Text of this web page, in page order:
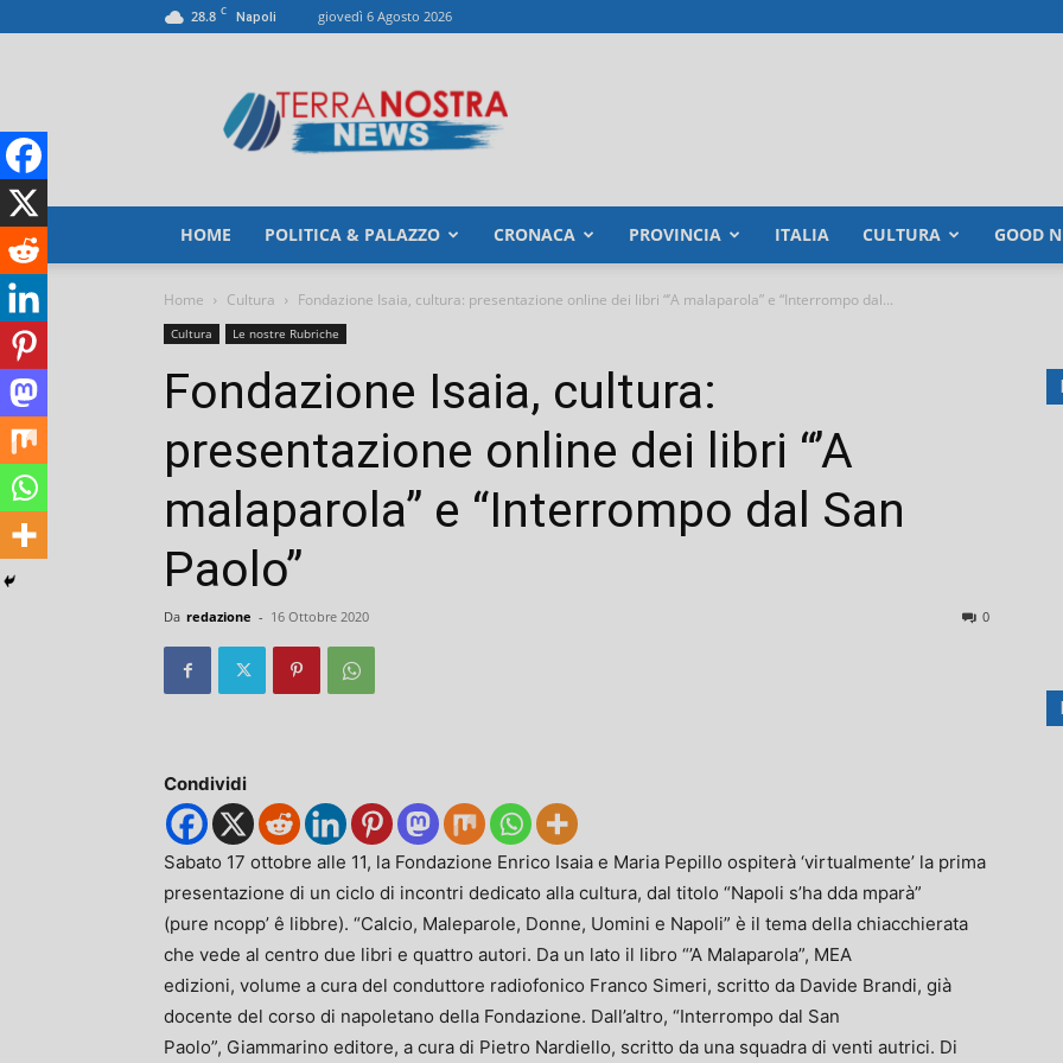
28.8 C Napoli giovedì 6 Agosto 2026
HOME POLITICA & PALAZZO CRONACA PROVINCIA ITALIA CULTURA GOOD
Home Cultura Fondazione Isaia, cultura: presentazione online dei libri “’A malaparola” e “Interrompo dal...
Cultura Le nostre Rubriche
Fondazione Isaia, cultura:
presentazione online dei libri “’A
malaparola” e “Interrompo dal San
Paolo”
Da redazione - 16 Ottobre 2020 0
Condividi
Sabato 17 ottobre alle 11, la Fondazione Enrico Isaia e Maria Pepillo ospiterà ‘virtualmente’ la prima
presentazione di un ciclo di incontri dedicato alla cultura, dal titolo “Napoli s’ha dda mparà”
(pure ncopp’ ê libbre). “Calcio, Maleparole, Donne, Uomini e Napoli” è il tema della chiacchierata
che vede al centro due libri e quattro autori. Da un lato il libro “’A Malaparola”, MEA
edizioni, volume a cura del conduttore radiofonico Franco Simeri, scritto da Davide Brandi, già
docente del corso di napoletano della Fondazione. Dall’altro, “Interrompo dal San
Paolo”, Giammarino editore, a cura di Pietro Nardiello, scritto da una squadra di venti autrici. Di